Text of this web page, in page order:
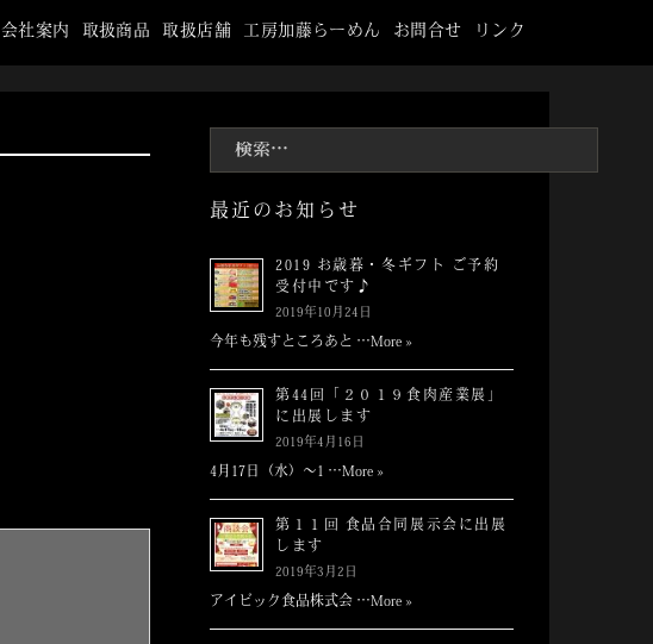
会社案内 取扱商品 取扱店舗 工房加藤らーめん お問合せ リンク
索:
最近のお知らせ
2019 お歳暮・冬ギフト ご予約
受付中です♪
2019年10月24日
今年も残すところあと …More »
第44回「２０１９食肉産業展」
に出展します
2019年4月16日
4月17日（水）～1 …More »
第１１回 食品合同展示会に出展
します
2019年3月2日
アイビック食品株式会 …More »